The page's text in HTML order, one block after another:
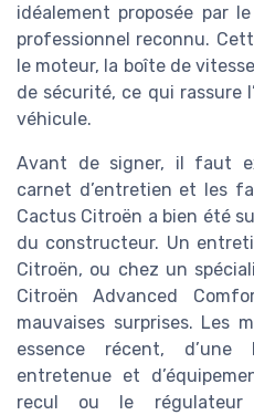
idéalement proposée par
professionnel reconnu.
le moteur, la boîte de
de sécurité, ce qui rassure
véhicule.
Avant de signer, il faut
carnet d’entretien et les
Cactus Citroën a bien été
du constructeur. Un
Citroën, ou chez un
Citroën Advanced
mauvaises surprises. Les
essence récent,
entretenue et
recul ou le régulateur